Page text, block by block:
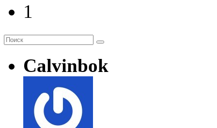
1
Calvinbok